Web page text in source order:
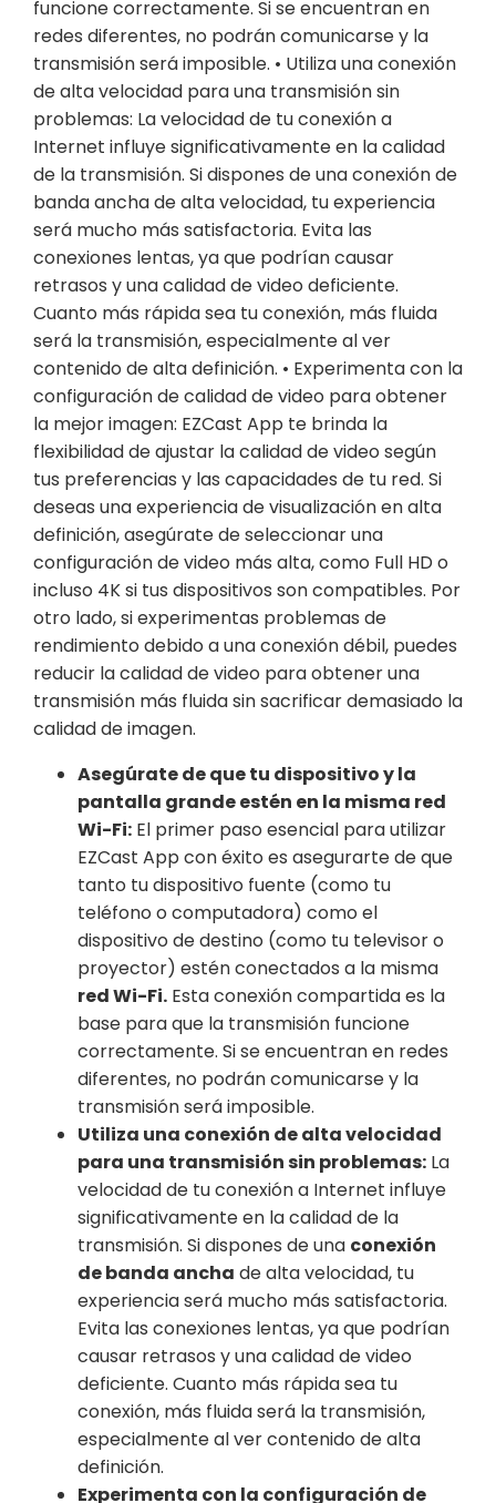
Asegúrate de que tu dispositivo y la
pantalla grande estén en la misma red
Wi-Fi: El primer paso esencial para utilizar
EZCast App con éxito es asegurarte de que
tanto tu dispositivo fuente (como tu
teléfono o computadora) como el
dispositivo de destino (como tu televisor o
proyector) estén conectados a la misma
red Wi-Fi. Esta conexión compartida es la
base para que la transmisión funcione
correctamente. Si se encuentran en redes
diferentes, no podrán comunicarse y la
transmisión será imposible.
Utiliza una conexión de alta velocidad
para una transmisión sin problemas: La
velocidad de tu conexión a Internet influye
significativamente en la calidad de la
transmisión. Si dispones de una conexión
de banda ancha de alta velocidad, tu
experiencia será mucho más satisfactoria.
Evita las conexiones lentas, ya que podrían
causar retrasos y una calidad de video
deficiente. Cuanto más rápida sea tu
conexión, más fluida será la transmisión,
especialmente al ver contenido de alta
definición.
Experimenta con la configuración de